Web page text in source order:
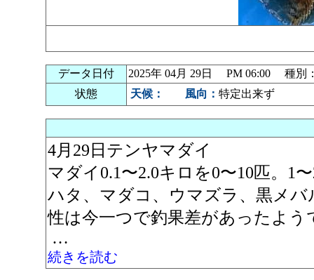
データ日付
2025年 04月 29日 PM 06:00 種別
状態
天候： 風向： 特定出来ず
4月29日テンヤマダイ
マダイ0.1〜2.0キロを0〜10匹。1
ハタ、マダコ、ウマズラ、黒メ
性は今一つで釣果差があったよ
…
続きを読む